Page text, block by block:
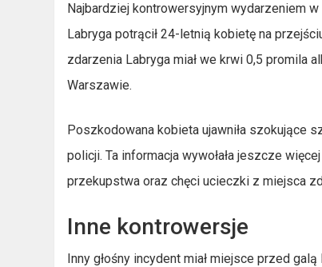
Najbardziej kontrowersyjnym wydarzeniem
Labryga potrącił 24-letnią kobietę na
zdarzenia Labryga miał we krwi 0,5 promila
Warszawie.
Poszkodowana kobieta ujawniła szokujące
policji. Ta informacja wywołała jeszcze
przekupstwa oraz chęci ucieczki z miejsca
Inne kontrowersje
Inny głośny incydent miał miejsce przed